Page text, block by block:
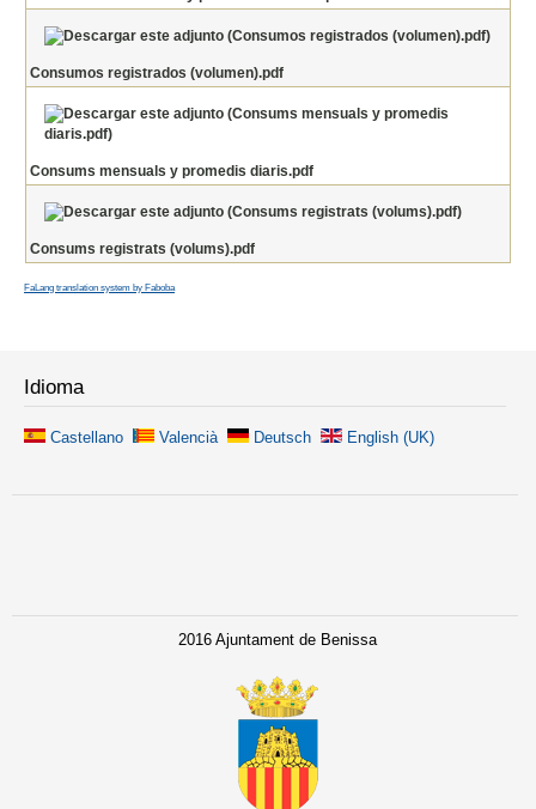
Consumos registrados (volumen).pdf
Consums mensuals y promedis diaris.pdf
Consums registrats (volums).pdf
FaLang translation system by Faboba
Idioma
Castellano Valencià Deutsch English (UK)
2016 Ajuntament de Benissa